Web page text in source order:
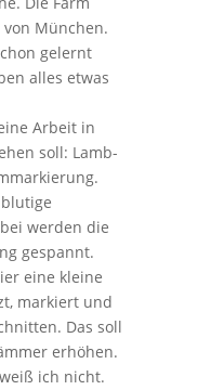
München.
gelernt
alles etwas
Arbeit in
soll: Lamb-
werden die
gespannt.
eine kleine
markiert und
Das soll
erhöhen.
ich nicht.